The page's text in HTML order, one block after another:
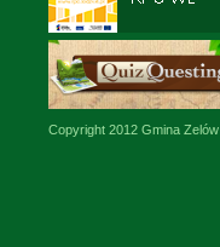
Copyright 2012 Gmina Zelów